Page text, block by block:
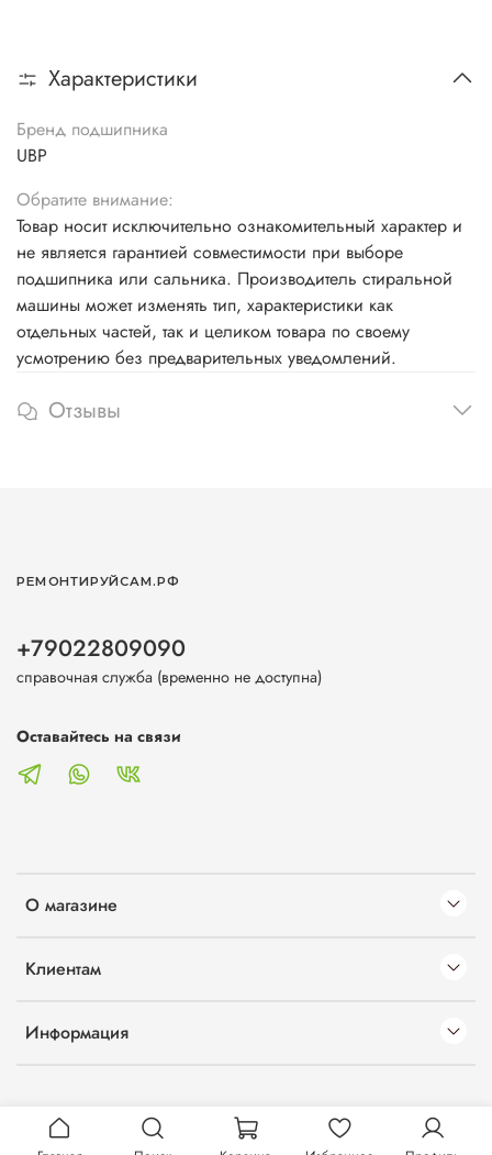
Характеристики
Бренд подшипника
UBP
Обратите внимание:
Товар носит исключительно ознакомительный характер и
не является гарантией совместимости при выборе
подшипника или сальника. Производитель стиральной
машины может изменять тип, характеристики как
отдельных частей, так и целиком товара по своему
усмотрению без предварительных уведомлений.
Отзывы
О магазине
Клиентам
Информация
РЕМОНТИРУЙСАМ.РФ
+79022809090
справочная служба (временно не доступна)
Оставайтесь на связи